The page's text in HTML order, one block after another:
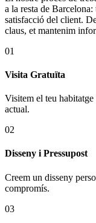
a la resta de
satisfacció del client.
claus, et mantenim
01
Visita Gratuïta
Visitem el teu
actual.
02
Disseny i Pressupost
Creem un disseny
compromís.
03